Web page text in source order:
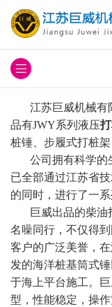
江苏巨威机械有
品有JWY系列液压
桩锤、步履式打桩
公司拥有科学的
已全部通过江苏省
的同时，进行了一系
巨威出品的柴油
名噪同行，不仅得
客户的广泛美誉，
发的海洋桩基筒式
于海上平台施工。
型，性能稳定，操